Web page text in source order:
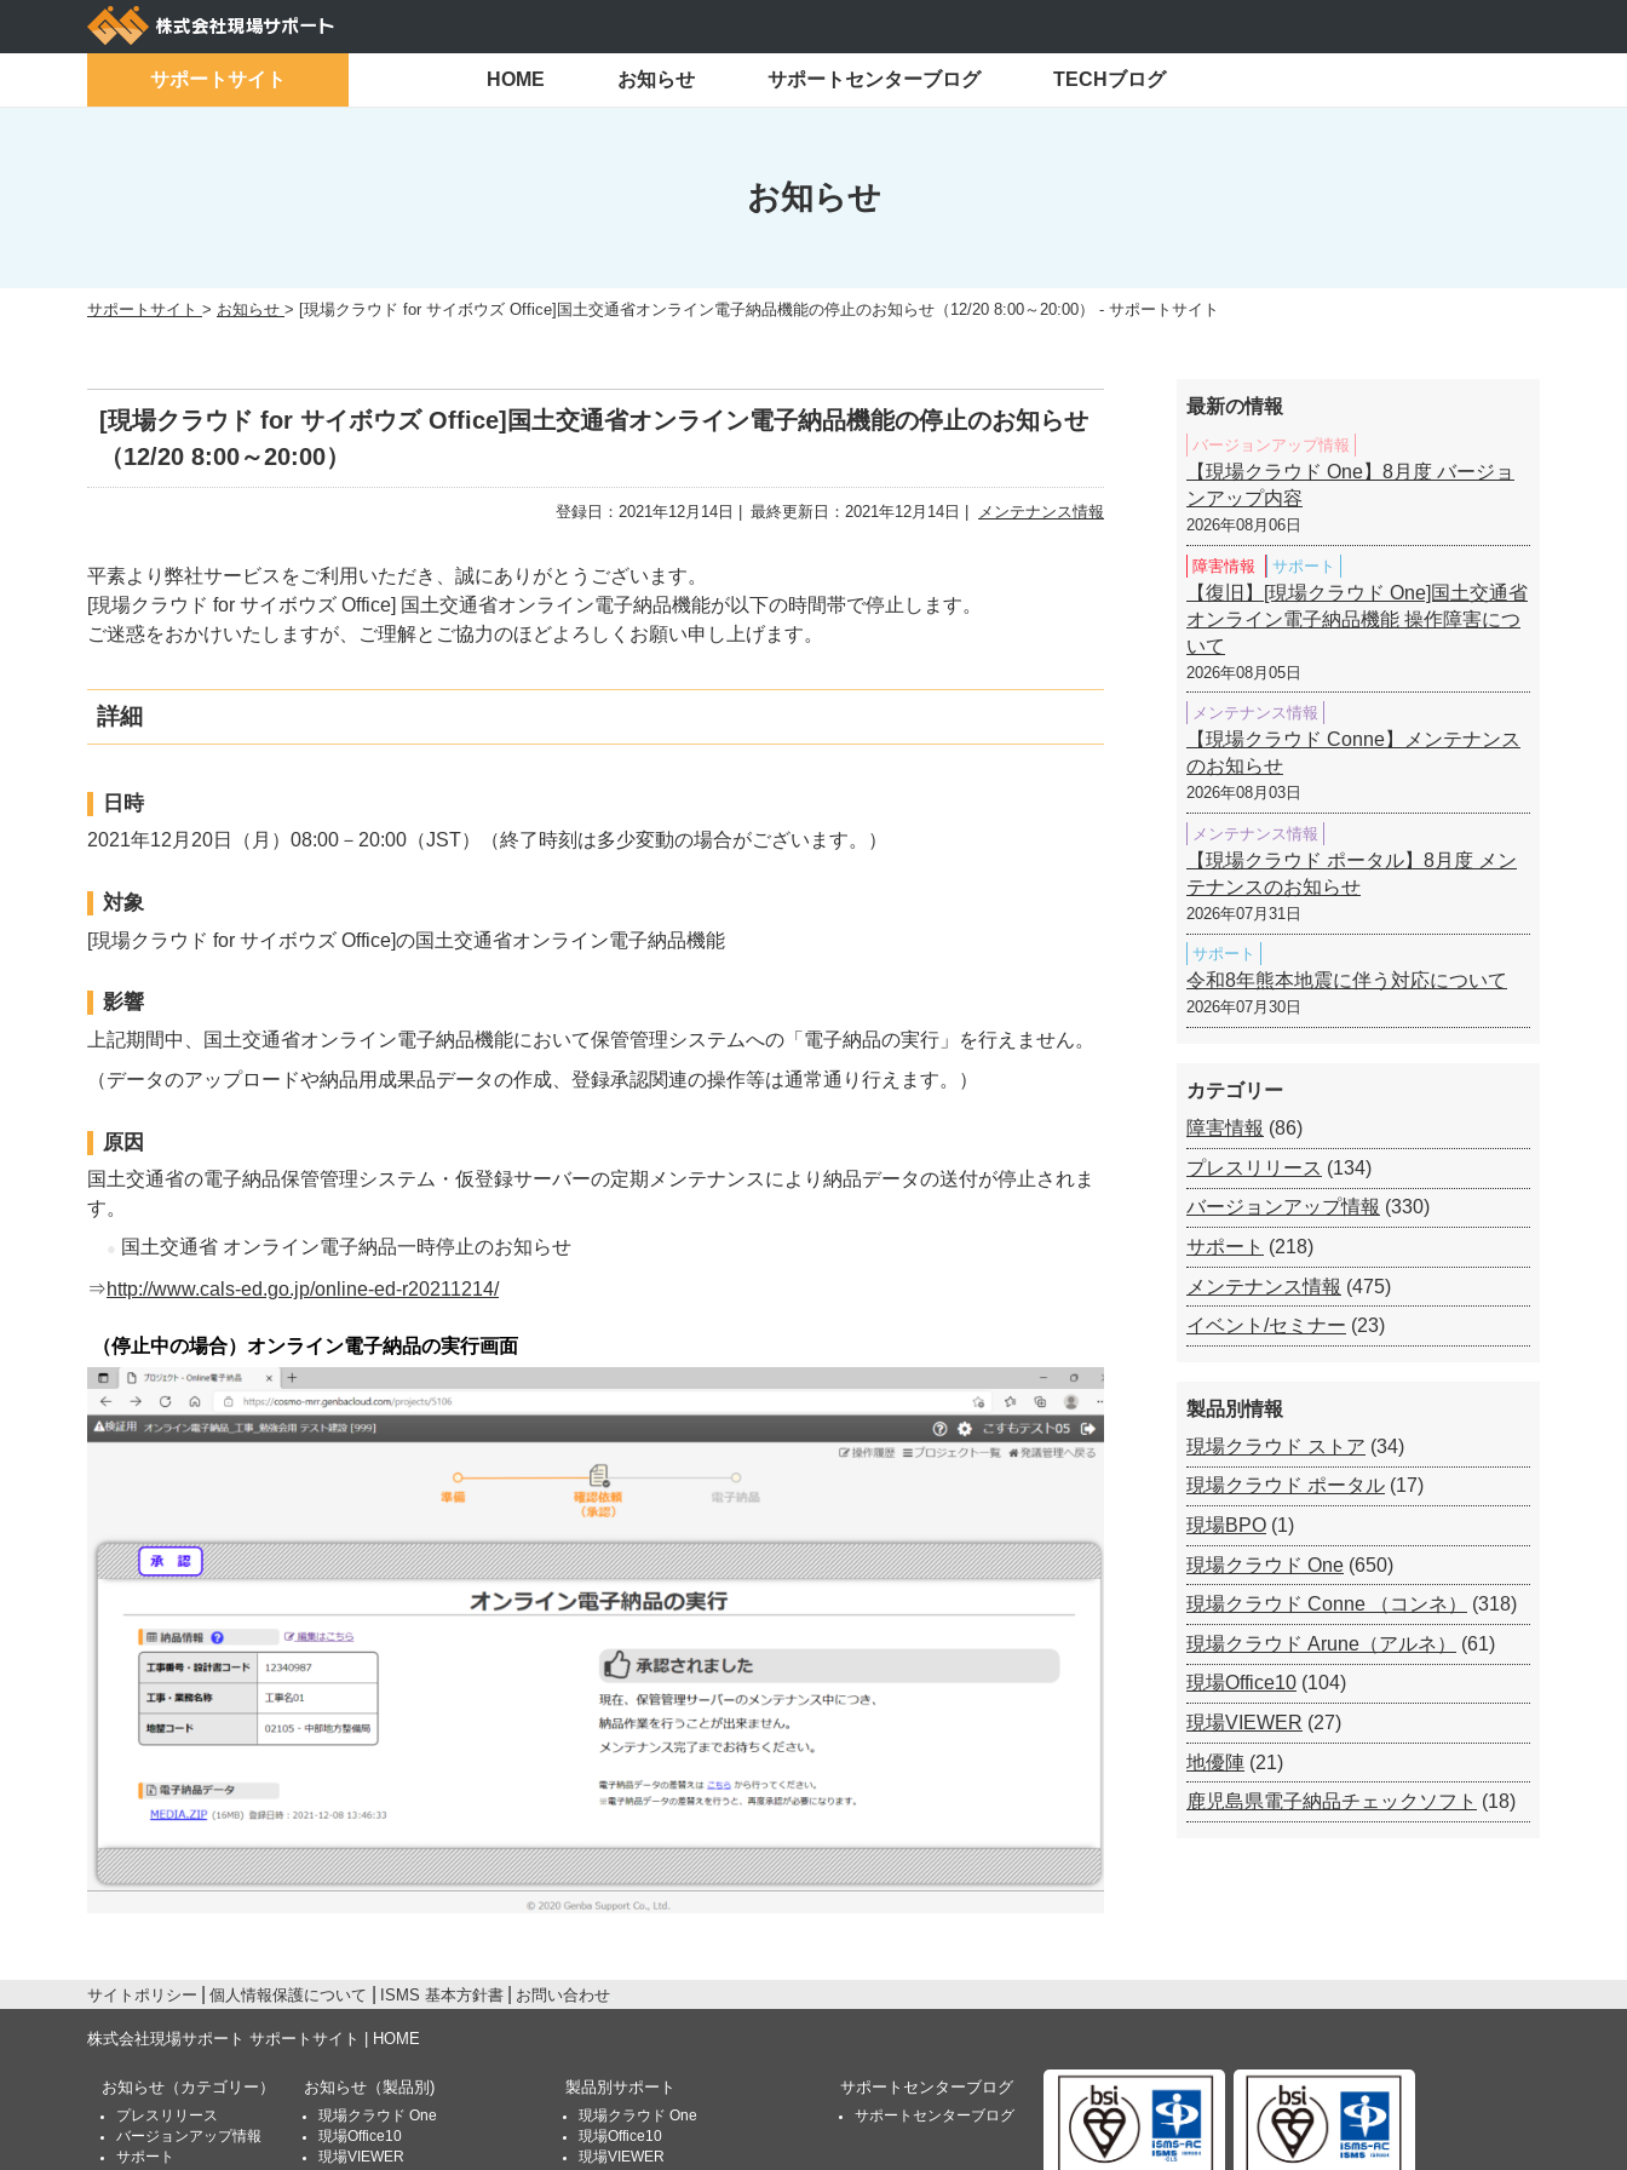
サポートサイト HOME お知らせ サポートセンターブログ TECHブログ
お知らせ
サポートサイト > お知らせ > [現場クラウド for サイボウズ Office]国土交通省オンライン電子納品機能の停止のお知らせ（12/20 8:00～20:00） - サポートサイト
[現場クラウド for サイボウズ Office]国土交通省オンライン電子納品機能の停止のお知らせ
（12/20 8:00～20:00）
登録日：2021年12月14日 最終更新日：2021年12月14日 メンテナンス情報
平素より弊社サービスをご利用いただき、誠にありがとうございます。
[現場クラウド for サイボウズ Office] 国土交通省オンライン電子納品機能が以下の時間帯で停止します。
ご迷惑をおかけいたしますが、ご理解とご協力のほどよろしくお願い申し上げます。
詳細
日時
2021年12月20日（月）08:00－20:00（JST）（終了時刻は多少変動の場合がございます。）
対象
[現場クラウド for サイボウズ Office]の国土交通省オンライン電子納品機能
影響
上記期間中、国土交通省オンライン電子納品機能において保管管理システムへの「電子納品の実行」を行えません。
（データのアップロードや納品用成果品データの作成、登録承認関連の操作等は通常通り行えます。）
原因
国土交通省の電子納品保管管理システム・仮登録サーバーの定期メンテナンスにより納品データの送付が停止されま
す。
国土交通省 オンライン電子納品一時停止のお知らせ
⇒http://www.cals-ed.go.jp/online-ed-r20211214/
（停止中の場合）オンライン電子納品の実行画面
最新の情報
バージョンアップ情報
【現場クラウド One】8月度 バージョ
ンアップ内容
2026年08月06日
障害情報 サポート
【復旧】[現場クラウド One]国土交通省
オンライン電子納品機能 操作障害につ
いて
2026年08月05日
メンテナンス情報
【現場クラウド Conne】メンテナンス
のお知らせ
2026年08月03日
メンテナンス情報
【現場クラウド ポータル】8月度 メン
テナンスのお知らせ
2026年07月31日
サポート
令和8年熊本地震に伴う対応について
2026年07月30日
カテゴリー
障害情報 (86)
プレスリリース (134)
バージョンアップ情報 (330)
サポート (218)
メンテナンス情報 (475)
イベント/セミナー (23)
製品別情報
現場クラウド ストア (34)
現場クラウド ポータル (17)
現場BPO (1)
現場クラウド One (650)
現場クラウド Conne （コンネ）
(318)
現場クラウド Arune（アルネ）
(61)
現場Office10 (104)
現場VIEWER (27)
地優陣 (21)
鹿児島県電子納品チェックソフト (18)
サイトポリシー 個人情報保護について ISMS 基本方針書 お問い合わせ
株式会社現場サポート サポートサイト | HOME
お知らせ （カテゴリー）
プレスリリース
バージョンアップ情報
サポート
お知らせ （製品別)
現場クラウド One
現場Office10
現場VIEWER
製品別サポート
現場クラウド One
現場Office10
現場VIEWER
サポートセンターブログ
サポートセンターブログ